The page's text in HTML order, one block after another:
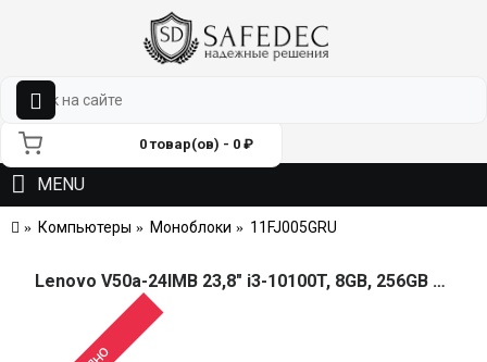
0 товар(ов) - 0 ₽
MENU
Компьютеры Моноблоки 11FJ005GRU
Lenovo V50a-24IMB 23,8" i3-10100T, 8GB, 256GB SSD M.2, Intel UHD 630, WiFi, BT, DVD-RW, USB KB&Mouse, Win 10 Pro64 RUS, 1Y OS